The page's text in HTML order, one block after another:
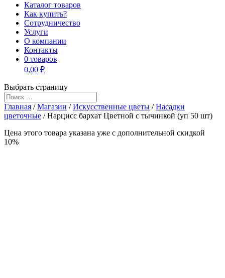
Каталог товаров
Как купить?
Сотрудничество
Услуги
О компании
Контакты
0 товаров
0,00 ₽
Выбрать страницу
Главная /Магазин /Искусственные цветы /Насадки
цветочные / Нарцисс бархат Цветной с тычинкой (уп 50 шт)
Цена этого товара указана уже c дополнительной скидкой
10%